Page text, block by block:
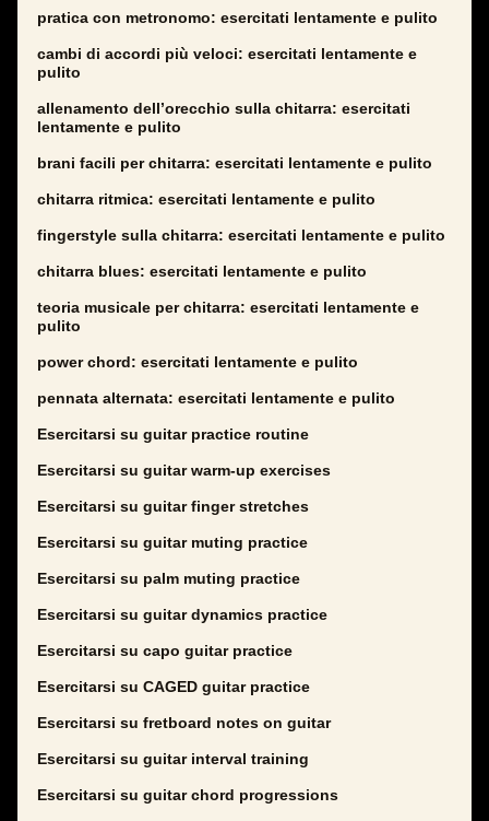
pratica con metronomo: esercitati lentamente e pulito
cambi di accordi più veloci: esercitati lentamente e
pulito
allenamento dell’orecchio sulla chitarra: esercitati
lentamente e pulito
brani facili per chitarra: esercitati lentamente e pulito
chitarra ritmica: esercitati lentamente e pulito
fingerstyle sulla chitarra: esercitati lentamente e pulito
chitarra blues: esercitati lentamente e pulito
teoria musicale per chitarra: esercitati lentamente e
pulito
power chord: esercitati lentamente e pulito
pennata alternata: esercitati lentamente e pulito
Esercitarsi su guitar practice routine
Esercitarsi su guitar warm-up exercises
Esercitarsi su guitar finger stretches
Esercitarsi su guitar muting practice
Esercitarsi su palm muting practice
Esercitarsi su guitar dynamics practice
Esercitarsi su capo guitar practice
Esercitarsi su CAGED guitar practice
Esercitarsi su fretboard notes on guitar
Esercitarsi su guitar interval training
Esercitarsi su guitar chord progressions